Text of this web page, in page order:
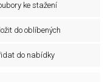
ke stažení
do oblíbených
do nabídky